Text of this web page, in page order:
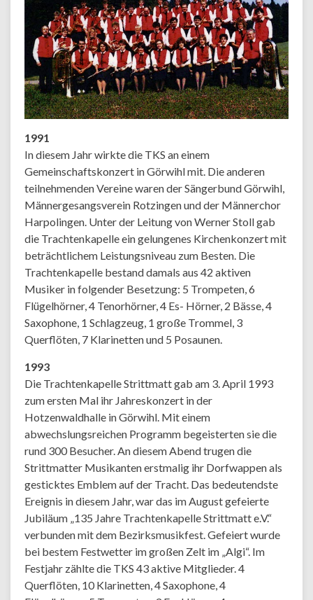
1991
In diesem Jahr wirkte die TKS an einem
Gemeinschaftskonzert in Görwihl mit. Die anderen
teilnehmenden Vereine waren der Sängerbund Görwihl,
Männergesangsverein Rotzingen und der Männerchor
Harpolingen. Unter der Leitung von Werner Stoll gab
die Trachtenkapelle ein gelungenes Kirchenkonzert mit
beträchtlichem Leistungsniveau zum Besten. Die
Trachtenkapelle bestand damals aus 42 aktiven
Musiker in folgender Besetzung: 5 Trompeten, 6
Flügelhörner, 4 Tenorhörner, 4 Es- Hörner, 2 Bässe, 4
Saxophone, 1 Schlagzeug, 1 große Trommel, 3
Querflöten, 7 Klarinetten und 5 Posaunen.
1993
Die Trachtenkapelle Strittmatt gab am 3. April 1993
zum ersten Mal ihr Jahreskonzert in der
Hotzenwaldhalle in Görwihl. Mit einem
abwechslungsreichen Programm begeisterten sie die
rund 300 Besucher. An diesem Abend trugen die
Strittmatter Musikanten erstmalig ihr Dorfwappen als
gesticktes Emblem auf der Tracht. Das bedeutendste
Ereignis in diesem Jahr, war das im August gefeierte
Jubiläum „135 Jahre Trachtenkapelle Strittmatt e.V.“
verbunden mit dem Bezirksmusikfest. Gefeiert wurde
bei bestem Festwetter im großen Zelt im „Algi“. Im
Festjahr zählte die TKS 43 aktive Mitglieder. 4
Querflöten, 10 Klarinetten, 4 Saxophone, 4